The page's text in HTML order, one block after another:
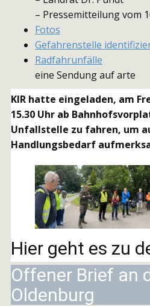
– Pressemitteilung vom
Fotos
Gefahrenstelle
Radfahrunfälle
eine Sendung auf arte
KIR hatte eingeladen, am
15.30 Uhr ab
Unfallstelle zu fahren, um
Handlungsbedarf
Hier geht es zu
Offener Brief an
Oldenburg